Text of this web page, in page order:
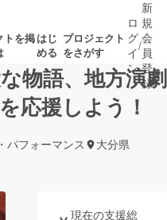
トを掲はじ
める
プロジェクト
をさがす
ロジェクト
もうすぐ公開
されます
音楽
ロ
グ
イ
ン
/
新
規
会
員
登
録
物語、地方演劇
応援しよう！
パフォーマンス 大分県
現在の支援総